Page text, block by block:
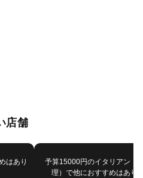
店舗
はあり
予算15000円のイタリアン（
理）で他におすすめはあり